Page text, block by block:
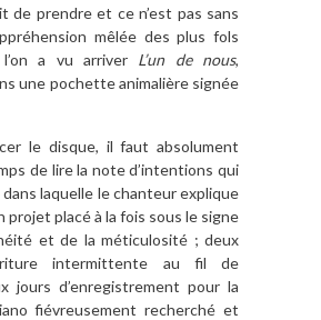
de prendre et ce n’est pas sans
mêlée des plus fols
a vu arriver L’un de nous,
une pochette animalière signée
le disque, il faut absolument
de lire la note d’intentions qui
dans laquelle le chanteur explique
projet placé à la fois sous le signe
et de la méticulosité ; deux
intermittente au fil de
jours d’enregistrement pour la
fiévreusement recherché et